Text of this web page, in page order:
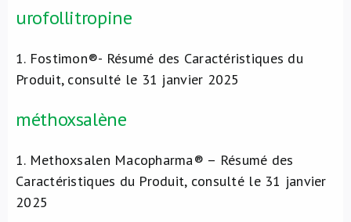
urofollitropine
1.Fostimon®- Résumé des Caractéristiques du
Produit, consulté le 31 janvier 2025
méthoxsalène
1.Methoxsalen Macopharma® – Résumé des
Caractéristiques du Produit, consulté le 31 janvier
2025